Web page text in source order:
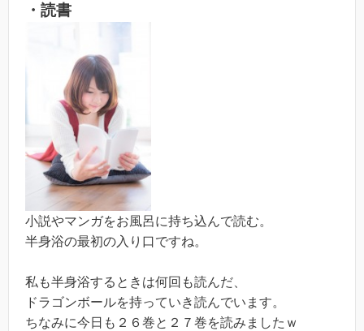
・読書
小説やマンガをお風呂に持ち込んで読む。
半身浴の最初の入り口ですね。
私も半身浴するときは何回も読んだ、
ドラゴンボールを持っていき読んでいます。
ちなみに今日も２６巻と２７巻を読みましたｗ